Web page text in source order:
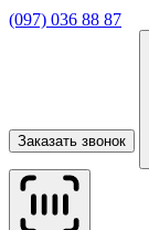
(097) 036 88 87
Заказать звонок